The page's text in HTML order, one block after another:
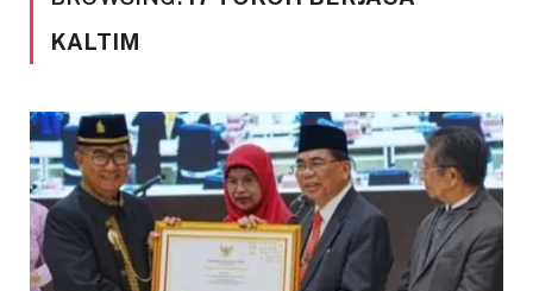
KALTIM